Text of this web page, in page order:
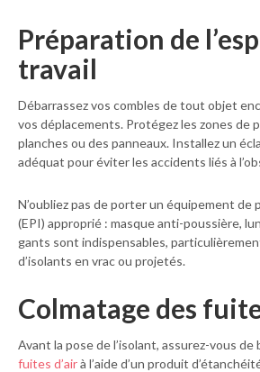
Préparation de
travail
Débarrassez vos combles de tout objet
vos déplacements. Protégez les zones de
planches ou des panneaux. Installez un
adéquat pour éviter les accidents liés à
N’oubliez pas de porter un équipement
(EPI) approprié : masque anti-poussière,
gants sont indispensables,
d’isolants en vrac ou projetés.
Colmatage des
Avant la pose de l’isolant, assurez-vous de
fuites d’airà l’aide d’un produit